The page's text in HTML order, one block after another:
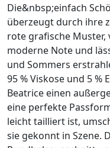
Die&nbsp;einfach
überzeugt durch ihre
rote grafische Muster,
moderne Note und
und Sommers
95 % Viskose und 5 %
Beatrice einen
eine perfekte
leicht tailliert ist,
sie gekonnt in Szene.